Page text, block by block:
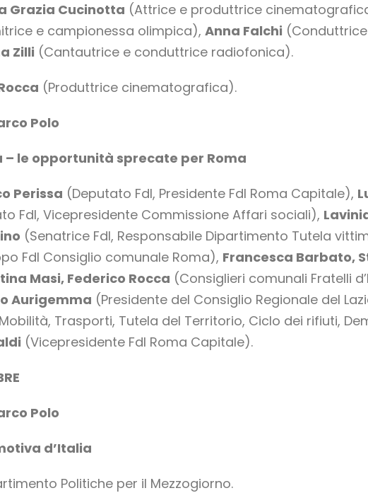
Grazia Cucinotta (Attrice e produttrice
e campionessa olimpica), Anna Falchi
Zilli (Cantautrice e conduttrice radiofonica).
(Produttrice cinematografica).
Polo
le opportunità sprecate per Roma
Perissa (Deputato FdI, Presidente FdI Roma Capitale),
FdI, Vicepresidente Commissione Affari sociali),
(Senatrice FdI, Responsabile Dipartimento Tutela
FdI Consiglio comunale Roma), Francesca Barbato,
Masi, Federico Rocca (Consiglieri comunali Fratelli
Aurigemma (Presidente del Consiglio Regionale del
Trasporti, Tutela del Territorio, Ciclo dei rifiuti,
(Vicepresidente FdI Roma Capitale).
Polo
d’Italia
Politiche per il Mezzogiorno.